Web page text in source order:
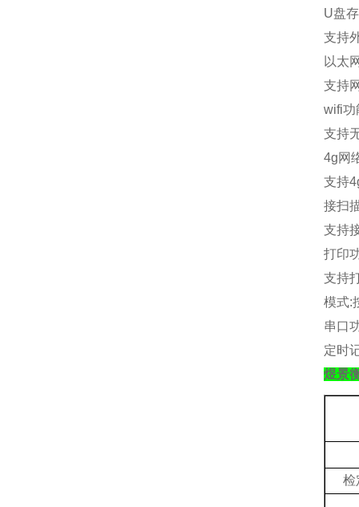
U盘
支持
以太
支持
wifi功
支持
4g网
支持
接扫
支持
打印
支持
模式:
串口
定时
煜景
检